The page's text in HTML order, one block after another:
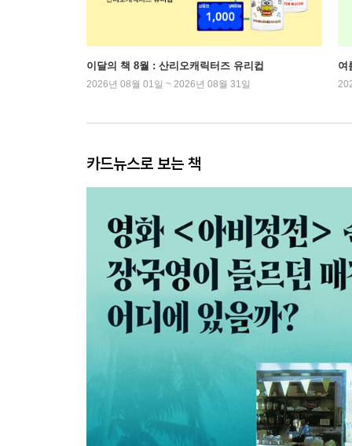
이달의 책 8월 : 산리오캐릭터즈 유리컵
2026년 08월 01일 ~ 2026년 08월 31일
여
카드뉴스로 보는 책